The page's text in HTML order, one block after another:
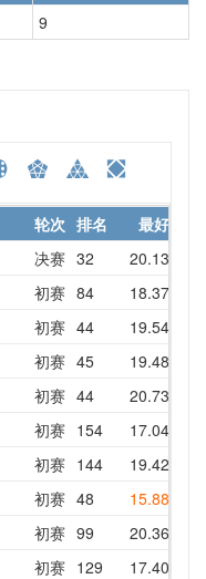
9
轮次 排名 最好
决赛 32 20.13
初赛 84 18.37
初赛 44 19.54
初赛 45 19.48
初赛 44 20.73
初赛 154 17.04
初赛 144 19.42
初赛 48 15.88
初赛 99 20.36
初赛 129 17.40